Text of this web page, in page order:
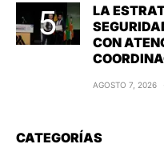
LA
CON
AGOSTO 7, 2026
CATEGORÍAS